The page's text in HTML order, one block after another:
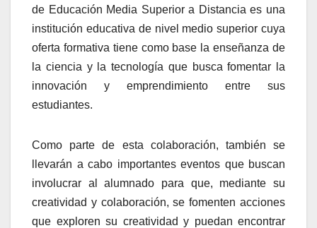
de Educación Media Superior a Distancia es una
institución educativa de nivel medio superior cuya
oferta formativa tiene como base la enseñanza de
la ciencia y la tecnología que busca fomentar la
innovación y emprendimiento entre sus
estudiantes.
Como parte de esta colaboración, también se
llevarán a cabo importantes eventos que buscan
involucrar al alumnado para que, mediante su
creatividad y colaboración, se fomenten acciones
que exploren su creatividad y puedan encontrar